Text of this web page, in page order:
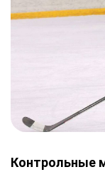
Контрольные